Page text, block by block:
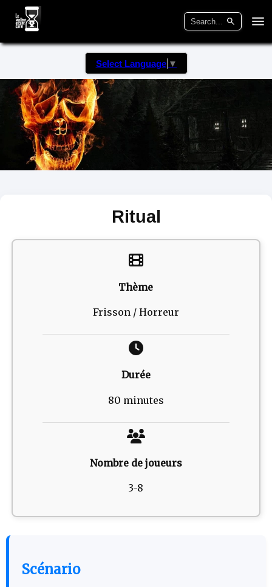
Select Language ▼
Ritual
Thème
Frisson / Horreur
Durée
80 minutes
Nombre de joueurs
3-8
Scénario